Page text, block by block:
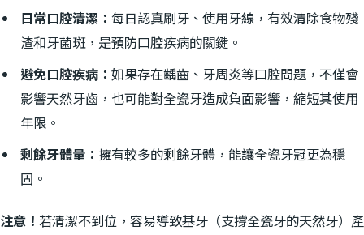
日常口腔清潔：每日認真刷牙、使用牙線，有效清除食物殘
渣和牙菌斑，是預防口腔疾病的關鍵。
避免口腔疾病：如果存在齲齒、牙周炎等口腔問題，不僅會
影響天然牙齒，也可能對全瓷牙造成負面影響，縮短其使用
年限。
剩餘牙體量： 擁有較多的剩餘牙體，能讓全瓷牙冠更為穩
固。
注意！ 若清潔不到位，容易導致基牙（支撐全瓷牙的天然牙）產